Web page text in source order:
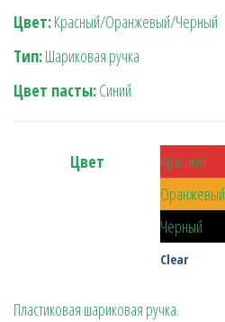
Цвет:Красный/Оранжевый/Черный
Тип:Шариковая ручка
Цвет пасты:Синий
Цвет
Красный
Оранжевый
Черный
Clear
Пластиковая шариковая ручка.